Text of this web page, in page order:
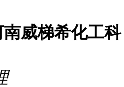
南威梯希化工科